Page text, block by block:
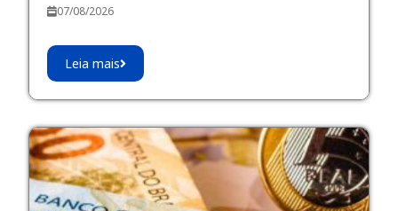
07/08/2026
Leia mais